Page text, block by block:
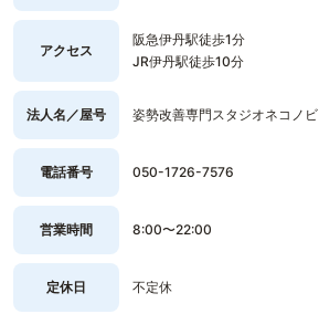
アクセス
阪急伊丹駅徒歩1分
JR伊丹駅徒歩10分
法人名／屋号 姿勢改善専門スタジオネコノビ
電話番号 050-1726-7576
営業時間 8:00〜22:00
定休日 不定休